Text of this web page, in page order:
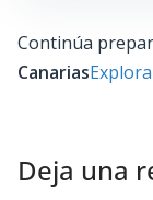
Continúa
Canarias
Deja una